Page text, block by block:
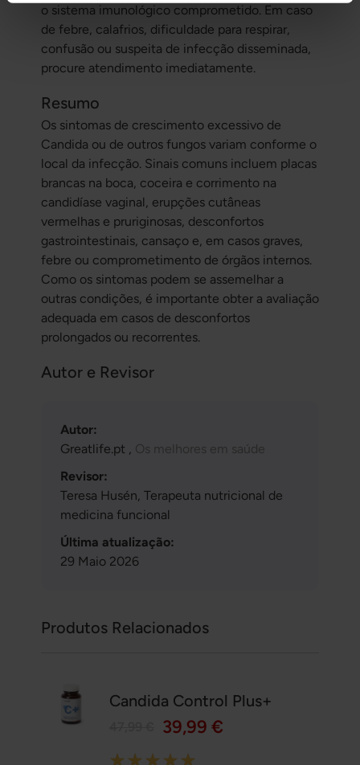
o sistema imunológico comprometido. Em caso
de febre, calafrios, dificuldade para respirar,
confusão ou suspeita de infecção disseminada,
procure atendimento imediatamente.
Resumo
Os sintomas de crescimento excessivo de
Candida ou de outros fungos variam conforme o
local da infecção. Sinais comuns incluem placas
brancas na boca, coceira e corrimento na
candidíase vaginal, erupções cutâneas
vermelhas e pruriginosas, desconfortos
gastrointestinais, cansaço e, em casos graves,
febre ou comprometimento de órgãos internos.
Como os sintomas podem se assemelhar a
outras condições, é importante obter a avaliação
adequada em casos de desconfortos
prolongados ou recorrentes.
Autor e Revisor
Autor:
Greatlife.pt , Os melhores em saúde
Revisor:
Teresa Husén, Terapeuta nutricional de
medicina funcional
Última atualização:
29 Maio 2026
Produtos Relacionados
Candida Control Plus+
39,99 €
Rating: